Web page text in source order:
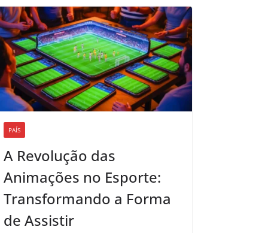
PAÍS
A Revolução das
Animações no Esporte:
Transformando a Forma
de Assistir